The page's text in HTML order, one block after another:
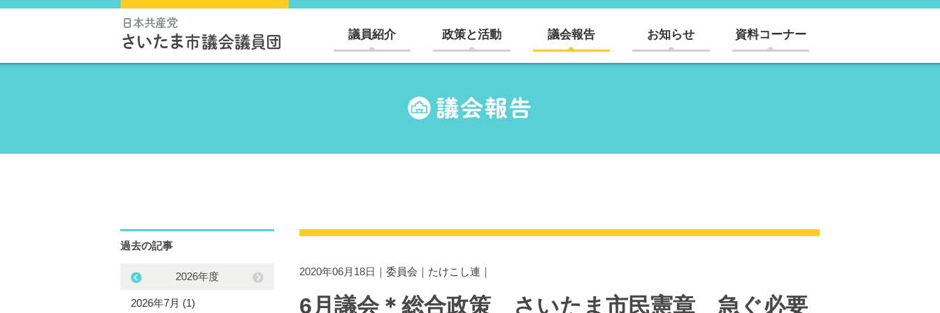
議員紹介 政策と活動 議会報告 お知らせ 資料コーナー
2020年06月18日｜ 委員会 ｜ たけこし連 ｜
6月議会＊総合政策 さいたま市民憲章 急ぐ必要
過去の記事
2026年度
2026年7月 (1)